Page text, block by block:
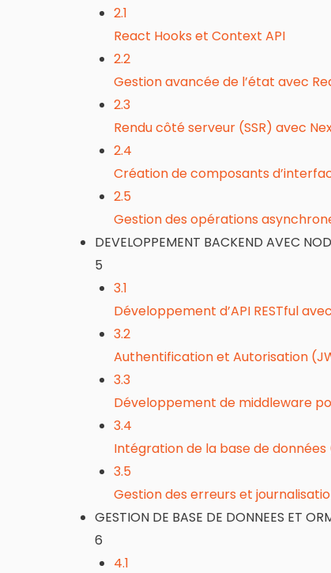
2.1
React Hooks et Context API
2.2
Gestion avancée de l’état avec
2.3
Rendu côté serveur (SSR) avec
2.4
Création de composants
2.5
Gestion des opérations
DEVELOPPEMENT BACKEND AVEC
5
3.1
Développement d’API RESTful
3.2
Authentification et Autorisation
3.3
Développement de middleware
3.4
Intégration de la base de données
3.5
Gestion des erreurs et
GESTION DE BASE DE DONNEES ET
6
4.1